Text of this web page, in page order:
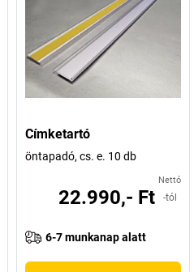
Címketartó
öntapadó, cs. e. 10 db
Nettó
22.990,- Ft -tól
6-7 munkanap alatt